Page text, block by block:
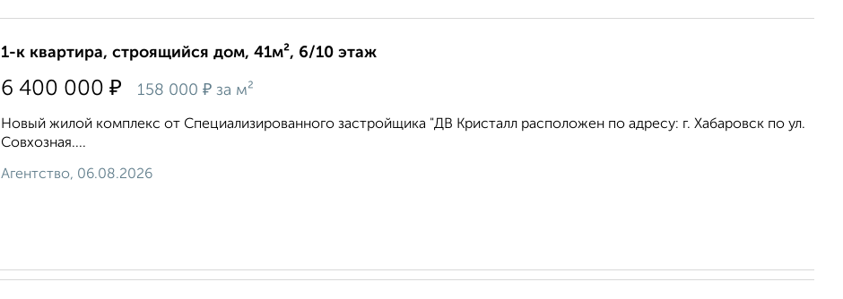
1-к квартира, строящийся дом, 41м², 6/10 этаж
6 400 000 ₽ 158 000 ₽ за м²
Новый жилой комплекс от Специализированного застройщика "ДВ Кристалл расположен по адресу: г. Хабаровск по ул.
Совхозная....
Агентство, 06.08.2026